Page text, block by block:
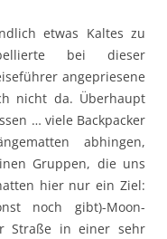
etwas Kaltes zu
bei dieser
angepriesene
nicht da. Überhaupt
… viele Backpacker
abhingen,
Gruppen, die uns
hier nur ein Ziel:
noch gibt)-Moon-
Straße in einer sehr